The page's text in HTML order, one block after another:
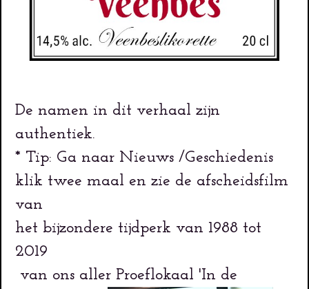
De namen in dit verhaal zijn
authentiek.
* Tip: Ga naar Nieuws /Geschiedenis
klik twee maal en zie de afscheidsfilm
van
het bijzondere tijdperk van 1988 tot
2019
van ons aller Proeflokaal 'In de